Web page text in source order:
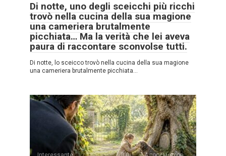
Di notte, uno degli sceicchi più ricchi
trovò nella cucina della sua magione
una cameriera brutalmente
picchiata… Ma la verità che lei aveva
paura di raccontare sconvolse tutti.
Di notte, lo sceicco trovò nella cucina della sua magione
una cameriera brutalmente picchiata…